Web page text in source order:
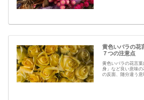
とつです。結婚式
今では押し花のサ
フラワーでも保存
黄色いバラの花
７つの注意点
黄色いバラの花言
身」など良い意味
の反面、随分違う
ローズである「ハ
黄色のバラという
しかし、フランス